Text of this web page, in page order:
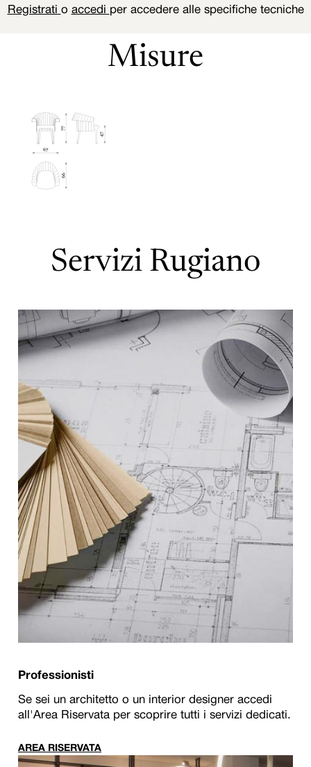
Registrati o accedi per accedere alle specifiche tecniche
Misure
Servizi Rugiano
Professionisti
Se sei un architetto o un interior designer accedi
all'Area Riservata per scoprire tutti i servizi dedicati.
AREA RISERVATA